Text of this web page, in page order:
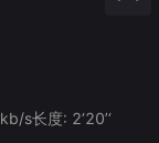
kb/s长度: 2‘20’‘